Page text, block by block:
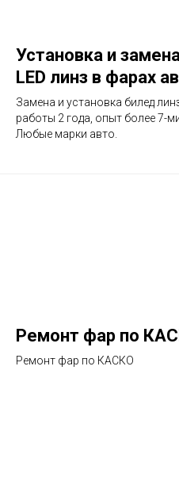
Установка и
LED линз в фарах
Замена и установка билед
работы 2 года, опыт более 7-
Любые марки авто.
Ремонт фар по
Ремонт фар по КАСКО